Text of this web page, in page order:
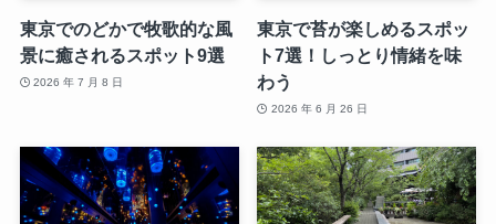
東京でのどかで牧歌的な風
景に癒されるスポット9選
2026 年 7 月 8 日
東京で苔が楽しめるスポッ
ト7選！しっとり情緒を味
わう
2026 年 6 月 26 日